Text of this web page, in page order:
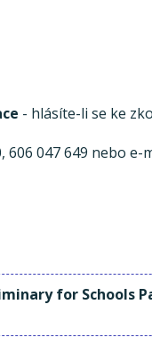
- hlásíte-li se ke
606 047 649 nebo e-
for Schools